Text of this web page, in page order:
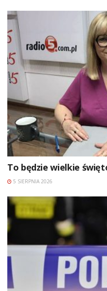
To będzie wielkie
5 SIERPNIA 2026